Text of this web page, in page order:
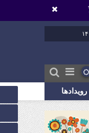
حرکت نبوت در مسیر